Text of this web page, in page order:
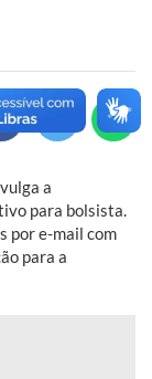
a
para bolsista.
por e-mail com
para a